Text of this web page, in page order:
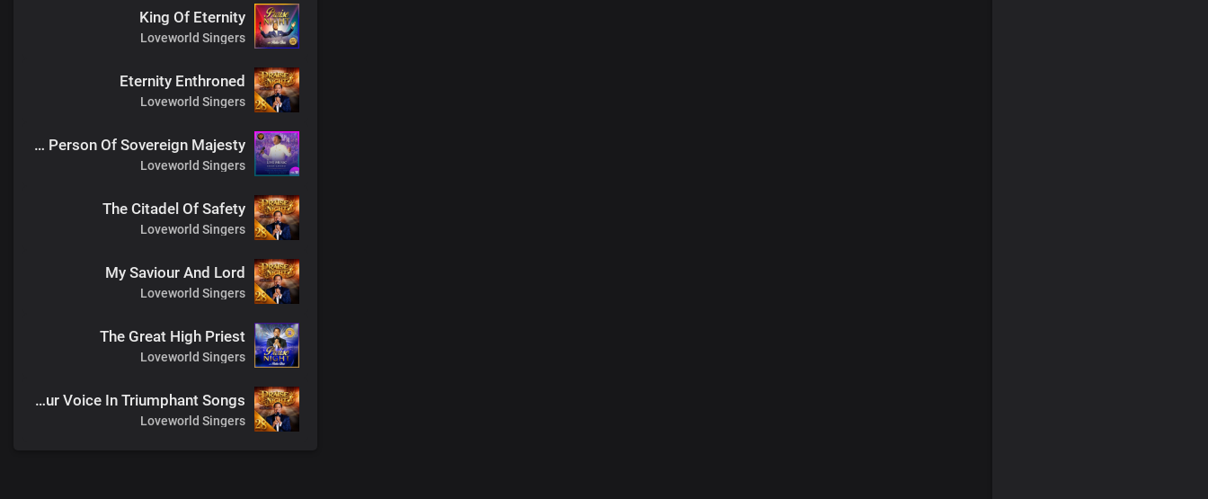
King Of Eternity
Loveworld Singers
Eternity Enthroned
Loveworld Singers
The Person Of Sovereign Majesty
Loveworld Singers
The Citadel Of Safety
Loveworld Singers
My Saviour And Lord
Loveworld Singers
The Great High Priest
Loveworld Singers
We Lift Our Voice In Triumphant Songs
Loveworld Singers